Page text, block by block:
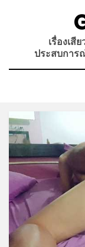
เรื่องเสี
ประสบการ